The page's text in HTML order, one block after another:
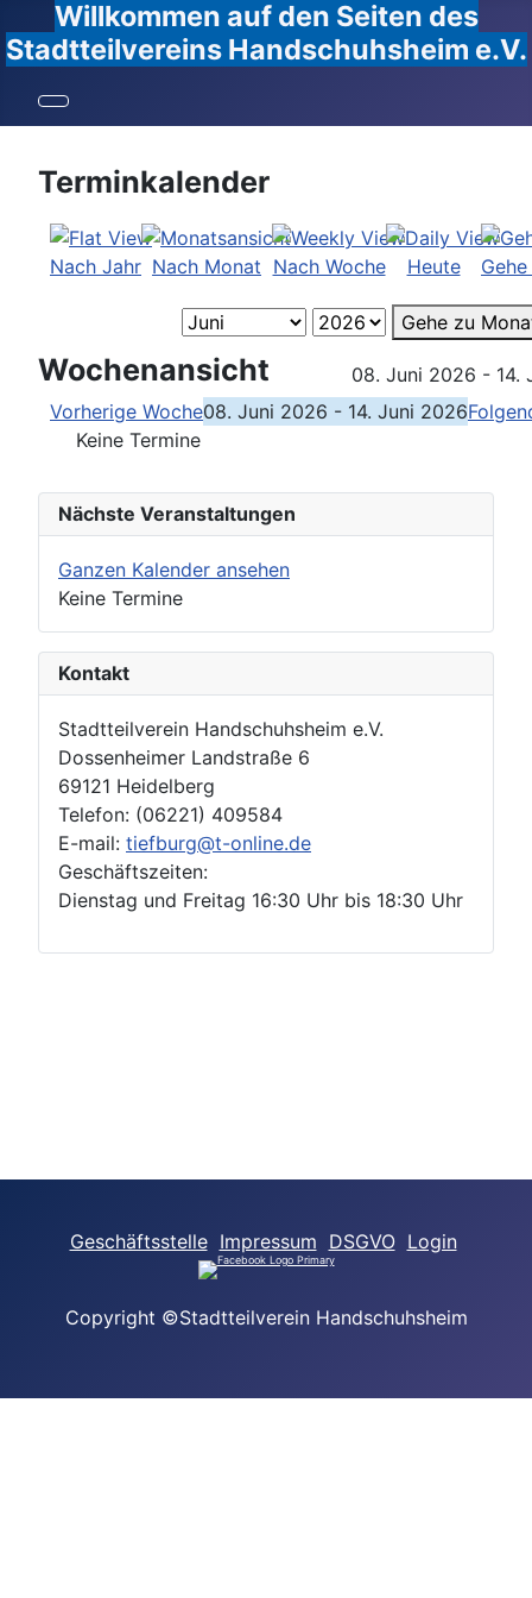
Willkommen auf den Seiten des
Stadtteilvereins Handschuhsheim e.V.
Terminkalender
Nach Jahr Nach Monat Nach Woche Heute
Gehe zu
Wochenansicht
08. Juni 2026 - 14.
Vorherige Woche08. Juni 2026 - 14. Juni 2026
Keine Termine
Nächste Veranstaltungen
Ganzen Kalender ansehen
Keine Termine
Kontakt
Stadtteilverein Handschuhsheim e.V.
Dossenheimer Landstraße 6
69121 Heidelberg
Telefon: (06221) 409584
E-mail: tiefburg@t-online.de
Geschäftszeiten:
Dienstag und Freitag 16:30 Uhr bis 18:30 Uhr
Geschäftsstelle Impressum DSGVO Login
Copyright ©Stadtteilverein Handschuhsheim